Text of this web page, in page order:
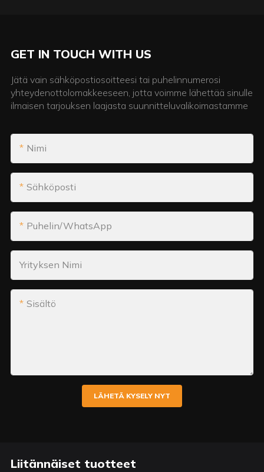
GET IN TOUCH WITH US
Jätä vain sähköpostiosoitteesi tai puhelinnumerosi
yhteydenottolomakkeeseen, jotta voimme lähettää sinulle
ilmaisen tarjouksen laajasta suunnitteluvalikoimastamme
Nimi
Sähköposti
Puhelin/WhatsApp
Yrityksen Nimi
Sisältö
LÄHETÄ KYSELY NYT
Liitännäiset tuotteet